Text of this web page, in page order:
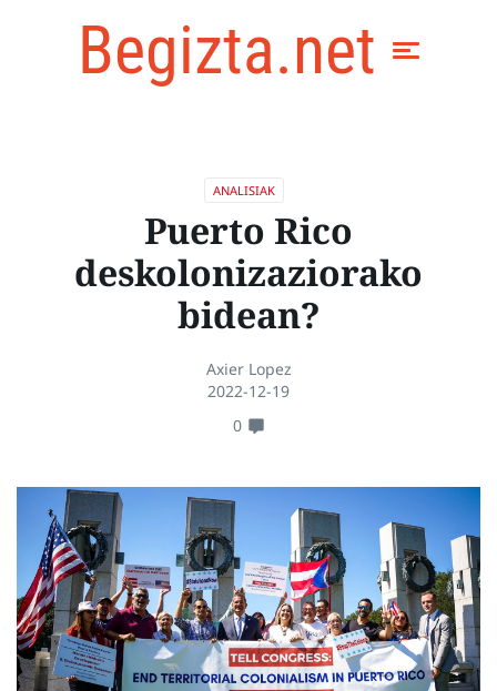
Begizta.net
ANALISIAK
Puerto Rico
deskolonizaziorako
bidean?
Axier Lopez
2022-12-19
0